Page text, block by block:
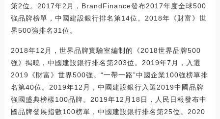
第2位。2017年2月，BrandFinance發布2017年度全球500
強品牌榜單，中國建設銀行排名第14位。2018年《財富》世
界500強排名31位。
2018年12月，世界品牌實驗室編制的《2018世界品牌500
強》揭曉，中國建設銀行排名第203位。2019年7月，入選
2019《財富》世界500強。“一帶一路”中國企業100強榜單排
名第40位。2019年12月，中國建設銀行入選2019中國品牌
強國盛典榜樣100品牌。2019年12月18日，人民日報發布中
國品牌發展指數100榜單，中國建設銀行排名第25位。2020